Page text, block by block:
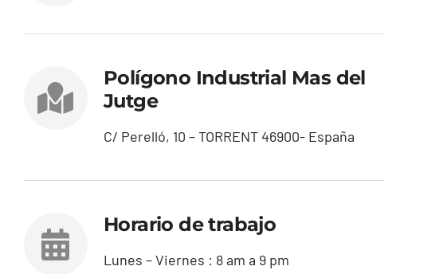
Polígono Industrial Mas del
Jutge
C/ Perelló, 10 – TORRENT 46900- España
Horario de trabajo
Lunes – Viernes : 8 am a 9 pm